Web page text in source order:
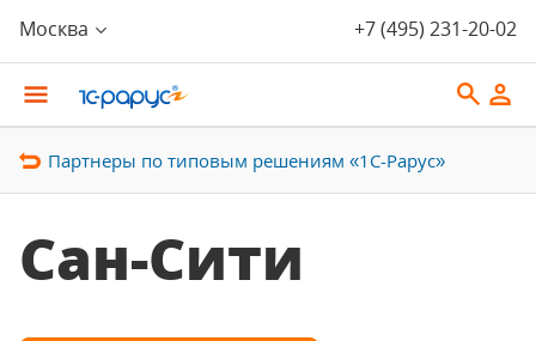
Москва +7 (495) 231-20-02
Партнеры по типовым решениям «1С-Рарус»
Сан-Сити